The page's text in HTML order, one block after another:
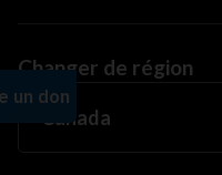
Changer de région